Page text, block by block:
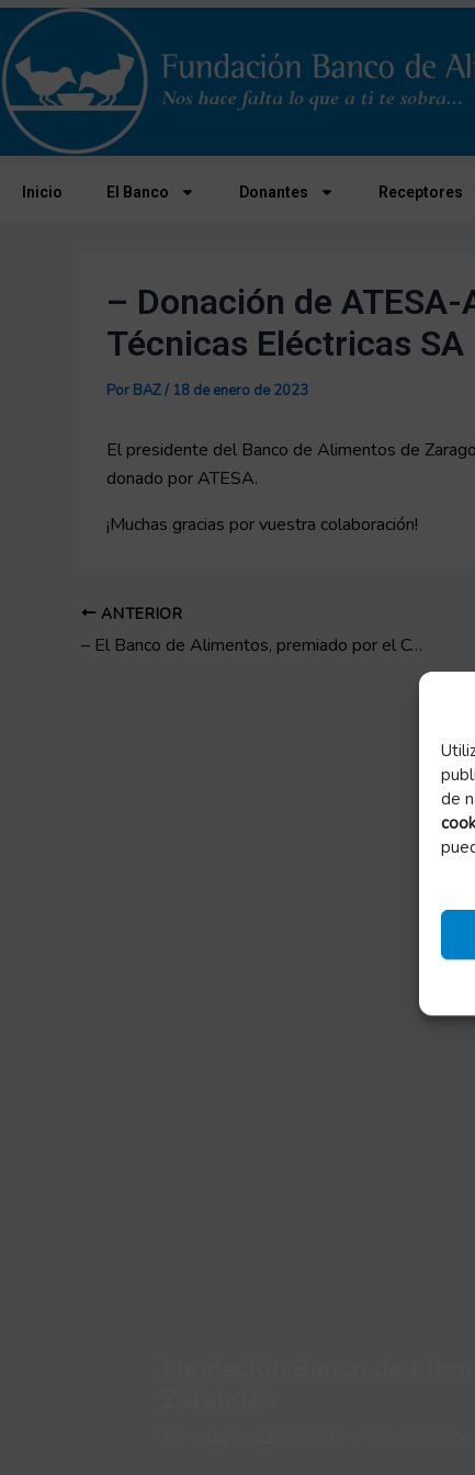
de
Ir
al
contenido
Inicio El Banco Donantes Receptores
– Donación de
Técnicas Eléctricas SA
Por BAZ/ 18 de enero de 2023
El presidente del Banco de Alimentos de
donado por ATESA.
¡Muchas gracias por vuestra colaboración!
Navegación
entradas
ANTERIOR
– El Banco de Alimentos, premiado por el Colegio de Abogados de Zaragoza